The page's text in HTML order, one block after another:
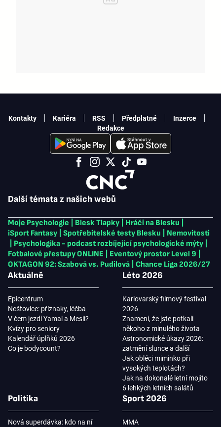
Další témata z našich webů
Moje Psychologie Blesk Tlapky Hráči na Blesku
iSport Fantasy
Spotřebitelské testy Blesku
Nemovitosti
Psychologika - podcast rozbíjející psychologické mýty
Fotbalové přestupy ONLINE
Eventový prostor Level 9
OKTAGON 92: Szabová vs. Pudilová
Chance Liga 2026/27
Aktuálně
Epicentrum
Neštovice: příznaky, léčba
V čem jezdí Yamal a Mesii?
Kvízy pro seniory
Kalendář úplňků 2026
Co je bodycount?
Léto 2026
Karlovarský filmový festival
2026
Znamení, že jste potkali
někoho z minulého života
Astronomické úkazy 2026:
zatmění slunce a další
Jak obléci miminko při
vysokých teplotách?
Jak na dokonalé letní mojito
6 lehkých letních salátů
Politika
Nová superdávka: kdo na ní
Sport 2026
MMA
Kontakty Kariéra RSS Předplatné
Inzerce
Redakce